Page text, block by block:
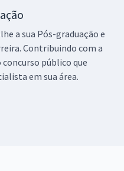
a sua Pós-graduação e
Contribuindo com a
público que
em sua área.